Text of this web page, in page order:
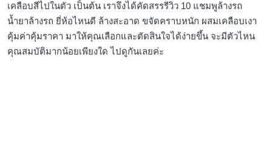
เคลือบสีไปในตัว เป็นต้น เราจึงได้คัดสรรรีวิว 10 แชมพูล้างรถ
น้ำยาล้างรถ ยี่ห้อไหนดี ล้างสะอาด ขจัดคราบหนัก ผสมเคลือบเงา
คุ้มค่าคุ้มราคา มาให้คุณเลือกและตัดสินใจได้ง่ายขึ้น จะมีตัวไหน
คุณสมบัติมากน้อยเพียงใด ไปดูกันเลยค่ะ